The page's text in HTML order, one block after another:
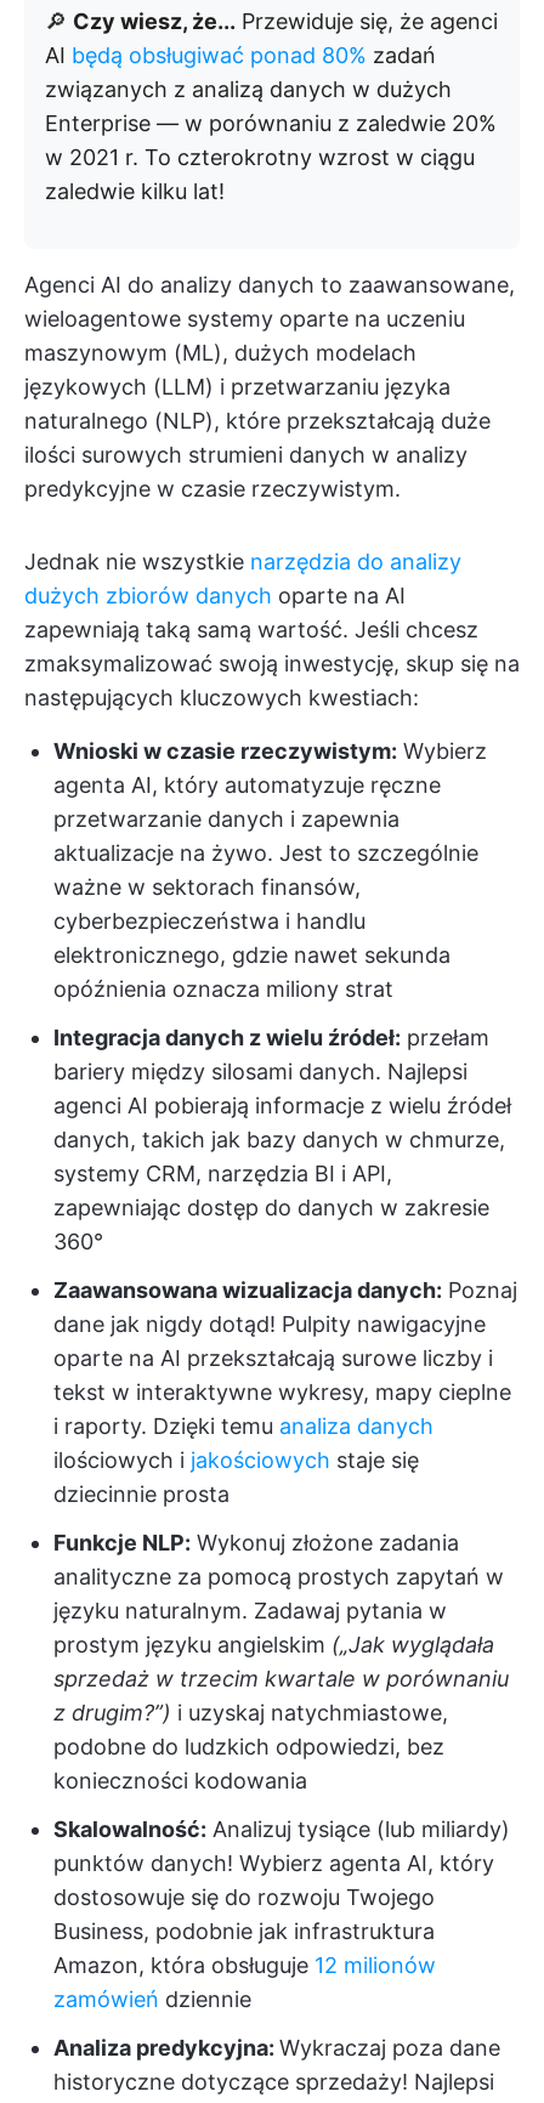
🔎 Czy wiesz, że... Przewiduje się, że agenci
AI będą obsługiwać ponad 80% zadań
związanych z analizą danych w dużych
Enterprise — w porównaniu z zaledwie 20%
w 2021 r. To czterokrotny wzrost w ciągu
zaledwie kilku lat!
Agenci AI do analizy danych to zaawansowane,
wieloagentowe systemy oparte na uczeniu
maszynowym (ML), dużych modelach
językowych (LLM) i przetwarzaniu języka
naturalnego (NLP), które przekształcają duże
ilości surowych strumieni danych w analizy
predykcyjne w czasie rzeczywistym.
Jednak nie wszystkie narzędzia do analizy
dużych zbiorów danych oparte na AI
zapewniają taką samą wartość. Jeśli chcesz
zmaksymalizować swoją inwestycję, skup się na
następujących kluczowych kwestiach:
Wnioski w czasie rzeczywistym: Wybierz
agenta AI, który automatyzuje ręczne
przetwarzanie danych i zapewnia
aktualizacje na żywo. Jest to szczególnie
ważne w sektorach finansów,
cyberbezpieczeństwa i handlu
elektronicznego, gdzie nawet sekunda
opóźnienia oznacza miliony strat
Integracja danych z wielu źródeł: przełam
bariery między silosami danych. Najlepsi
agenci AI pobierają informacje z wielu źródeł
danych, takich jak bazy danych w chmurze,
systemy CRM, narzędzia BI i API,
zapewniając dostęp do danych w zakresie
360°
Zaawansowana wizualizacja danych: Poznaj
dane jak nigdy dotąd! Pulpity nawigacyjne
oparte na AI przekształcają surowe liczby i
tekst w interaktywne wykresy, mapy cieplne
i raporty. Dzięki temu analiza danych
ilościowych i jakościowych staje się
dziecinnie prosta
Funkcje NLP: Wykonuj złożone zadania
analityczne za pomocą prostych zapytań w
języku naturalnym. Zadawaj pytania w
prostym języku angielskim („Jak wyglądała
sprzedaż w trzecim kwartale w porównaniu
z drugim?”) i uzyskaj natychmiastowe,
podobne do ludzkich odpowiedzi, bez
konieczności kodowania
Skalowalność: Analizuj tysiące (lub miliardy)
punktów danych! Wybierz agenta AI, który
dostosowuje się do rozwoju Twojego
Business, podobnie jak infrastruktura
Amazon, która obsługuje 12 milionów
zamówień dziennie
Analiza predykcyjna: Wykraczaj poza dane
historyczne dotyczące sprzedaży! Najlepsi